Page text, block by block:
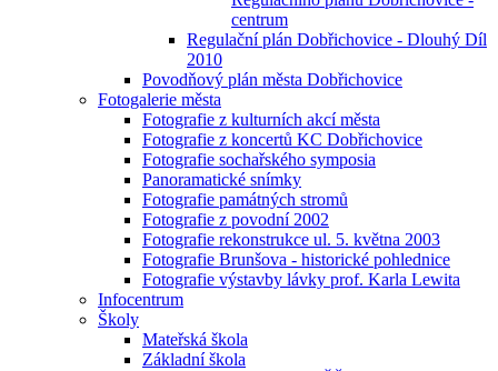
centrum
Regulační plán Dobřichovice - Dlouhý Díl
2010
Povodňový plán města Dobřichovice
Fotogalerie města
Fotografie z kulturních akcí města
Fotografie z koncertů KC Dobřichovice
Fotografie sochařského symposia
Panoramatické snímky
Fotografie památných stromů
Fotografie z povodní 2002
Fotografie rekonstrukce ul. 5. května 2003
Fotografie Brunšova - historické pohlednice
Fotografie výstavby lávky prof. Karla Lewita
Infocentrum
Školy
Mateřská škola
Základní škola